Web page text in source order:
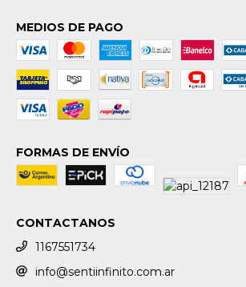
MEDIOS DE PAGO
FORMAS DE ENVÍO
CONTACTANOS
1167551734
info@sentiinfinito.com.ar